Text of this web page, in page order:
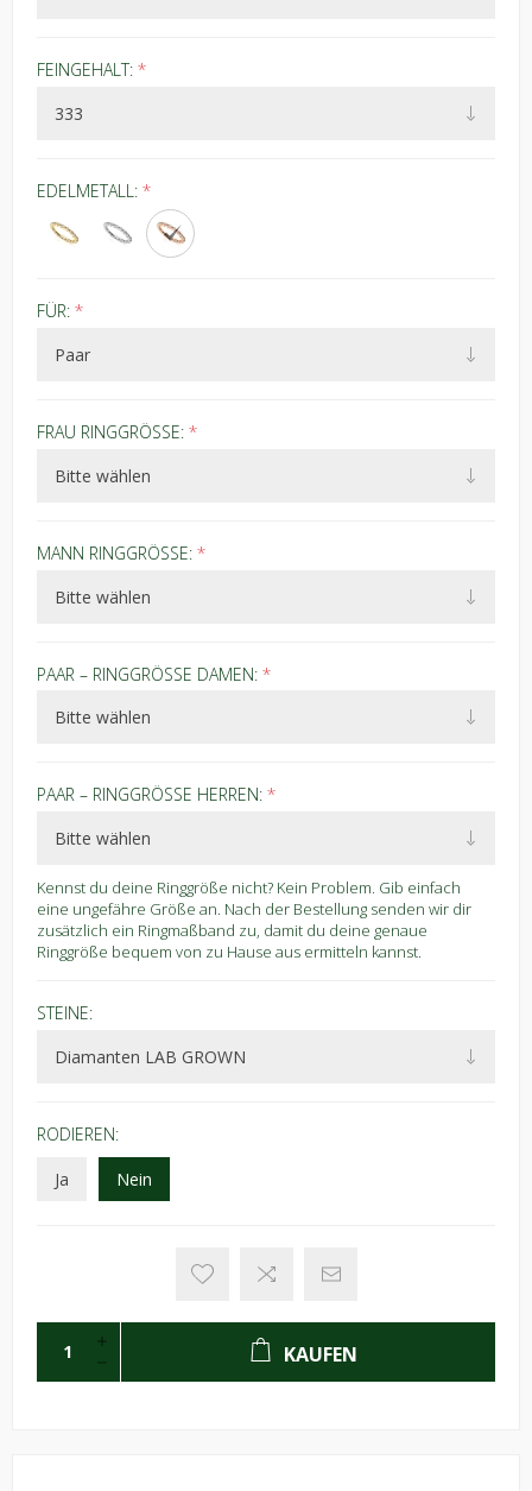
FEINGEHALT: *
EDELMETALL: *
FÜR: *
FRAU RINGGRÖSSE: *
MANN RINGGRÖSSE: *
PAAR – RINGGRÖSSE DAMEN: *
PAAR – RINGGRÖSSE HERREN: *
Kennst du deine Ringgröße nicht? Kein Problem. Gib einfach
eine ungefähre Größe an. Nach der Bestellung senden wir dir
zusätzlich ein Ringmaßband zu, damit du deine genaue
Ringgröße bequem von zu Hause aus ermitteln kannst.
STEINE:
RODIEREN:
Ja
Nein
KAUFEN